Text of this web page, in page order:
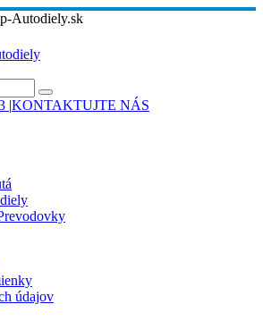
Autodiely.sk
|KONTAKTUJTE NÁS
údajov